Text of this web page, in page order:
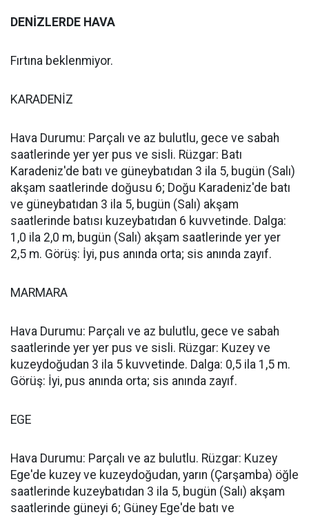
DENİZLERDE HAVA
Fırtına beklenmiyor.
KARADENİZ
Hava Durumu: Parçalı ve az bulutlu, gece ve sabah
saatlerinde yer yer pus ve sisli. Rüzgar: Batı
Karadeniz'de batı ve güneybatıdan 3 ila 5, bugün (Salı)
akşam saatlerinde doğusu 6; Doğu Karadeniz'de batı
ve güneybatıdan 3 ila 5, bugün (Salı) akşam
saatlerinde batısı kuzeybatıdan 6 kuvvetinde. Dalga:
1,0 ila 2,0 m, bugün (Salı) akşam saatlerinde yer yer
2,5 m. Görüş: İyi, pus anında orta; sis anında zayıf.
MARMARA
Hava Durumu: Parçalı ve az bulutlu, gece ve sabah
saatlerinde yer yer pus ve sisli. Rüzgar: Kuzey ve
kuzeydoğudan 3 ila 5 kuvvetinde. Dalga: 0,5 ila 1,5 m.
Görüş: İyi, pus anında orta; sis anında zayıf.
EGE
Hava Durumu: Parçalı ve az bulutlu. Rüzgar: Kuzey
Ege'de kuzey ve kuzeydoğudan, yarın (Çarşamba) öğle
saatlerinde kuzeybatıdan 3 ila 5, bugün (Salı) akşam
saatlerinde güneyi 6; Güney Ege'de batı ve